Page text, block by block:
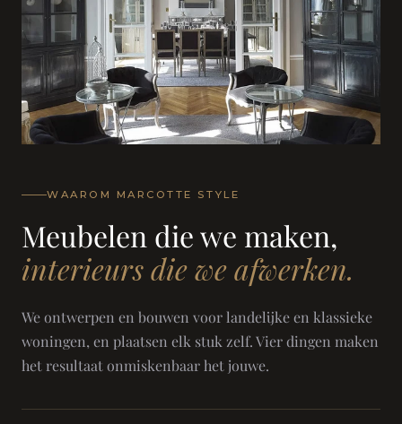
WAAROM MARCOTTE STYLE
Meubelen die we maken,
interieurs die we afwerken.
We ontwerpen en bouwen voor landelijke en klassieke
woningen, en plaatsen elk stuk zelf. Vier dingen maken
het resultaat onmiskenbaar het jouwe.